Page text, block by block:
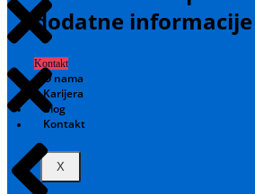
dodatne informacije
Kontakt
O nama
Karijera
Blog
Kontakt
X